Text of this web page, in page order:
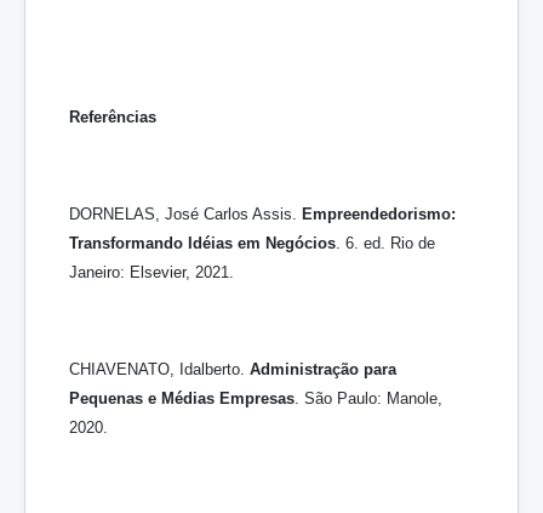
Referências
DORNELAS, José Carlos Assis. Empreendedorismo:
Transformando Idéias em Negócios . 6. ed. Rio de
Janeiro: Elsevier, 2021.
CHIAVENATO, Idalberto. Administração para
Pequenas e Médias Empresas . São Paulo: Manole,
2020.